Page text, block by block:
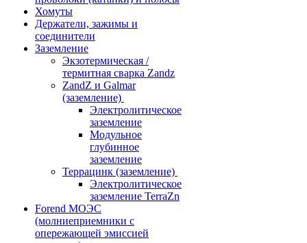
Хомуты
Держатели, зажимы и
соединители
Заземление
Экзотермическая /
термитная сварка Zandz
ZandZ и Galmar
(заземление)
Электролитическое
заземление
Модульное
глубинное
заземление
Террацинк (заземление)
Электролитическое
заземление TerraZn
Forend МОЭС
(молниеприемники с
опережающей эмиссией